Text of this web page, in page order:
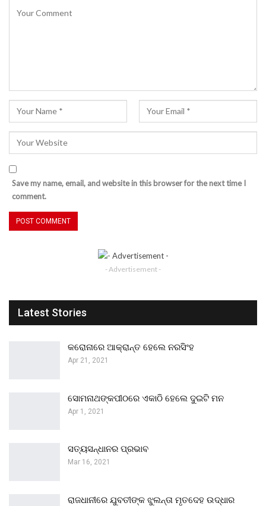
Save my name, email, and website in this browser for the next time I
comment.
- Advertisement -
Latest Stories
କରୋନାରେ ଆକ୍ରାନ୍ତ ହେଲେ ନରସିଂହ
Apr 21, 2021
ସୋମନାଥଙ୍କପୀଠରେ ଏକାଠି ହେଲେ ଦୁଇଟି ମନ
Apr 1, 2021
ସତ୍ୟସନ୍ଧାନର ପ୍ରଭାବ
Mar 16, 2021
ରାଜଧାନୀରେ ଯୁବତୀଙ୍କ ଝୁଲନ୍ତା ମୃତଦେହ ଉଦ୍ଧାର